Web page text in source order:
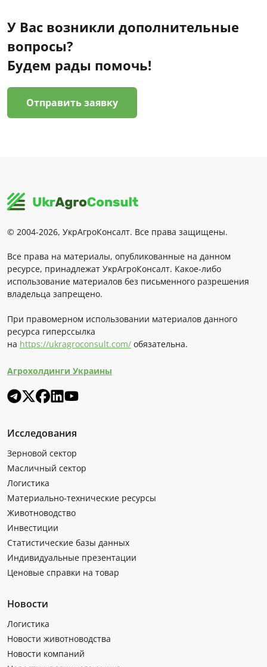
У Вас возникли дополнительные
вопросы?
Будем рады помочь!
Отправить заявку
© 2004-2026, УкрАгроКонсалт. Все права защищены.
Все права на материалы, опубликованные на данном
ресурсе, принадлежат УкрАгроКонсалт. Какое-либо
использование материалов без письменного разрешения
владельца запрещено.
При правомерном использовании материалов данного
ресурса гиперссылка
на https://ukragroconsult.com/ обязательна.
Агрохолдинги Украины
Исследования
Зерновой сектор
Масличный сектор
Логистика
Материально-технические ресурсы
Животноводство
Инвестиции
Статистические базы данных
Индивидуальные презентации
Ценовые справки на товар
Новости
Логистика
Новости животноводства
Новости компаний